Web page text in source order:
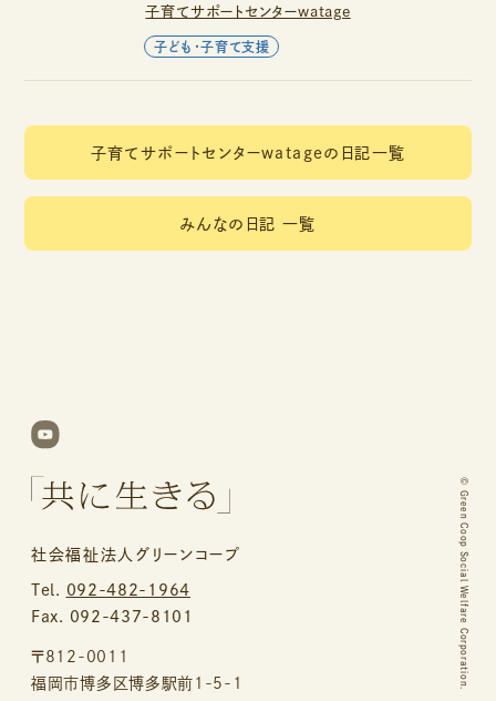
子育てサポートセンターwatage
子ども・子育て支援
子育てサポートセンターwatageの日記一覧
みんなの日記 一覧
社会福祉法人グリーンコープ
Tel. 092-482-1964
Fax. 092-437-8101
〒812-0011
福岡市博多区博多駅前1-5-1
©
Green Coop Social Welfare Corporation.